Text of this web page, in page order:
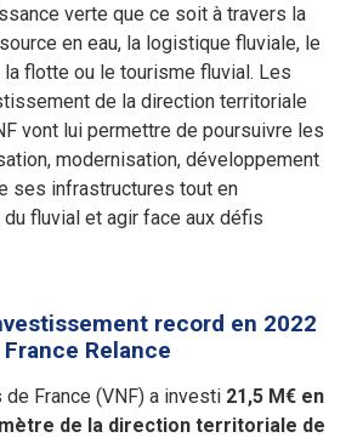
verte que ce soit à travers la
en eau, la logistique fluviale, le
flotte ou le tourisme fluvial. Les
de la direction territoriale
vont lui permettre de poursuivre les
modernisation, développement
ses infrastructures tout en
fluvial et agir face aux défis
record en 2022
Relance
France (VNF) a investi 21,5 M€ en
de la direction territoriale de